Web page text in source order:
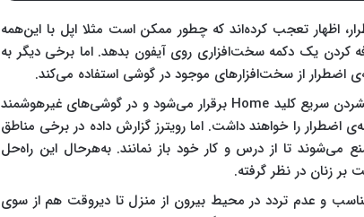
اظهار تعجب کرده‌اند که چطور ممکن است مثلا اپل با این‌همه
یک دکمه سخت‌افزاری روی آیفون بدهد. اما برخی دیگر به
اضطرار از سخت‌افزارهای موجود در گوشی استفاده می‌کند.
احتمالا در گوشی‌های هوشمند این تماس با سه بار فشردن سریع کلید Home برقرار می‌شود و در گوشی‌های غیرهوشمند
یکی از کلیدهای ۵ یا ۹ کارکرد دکمه‌ی اضطرار را خواهند داشت. اما رویترز گزارش داده در برخی مناطق
تا از درس و کار خود باز نمانند. به‌هرحال این راه‌حل
زنان در نظر گرفته.
و عدم تردد در محیط بیرون از منزل تا دیروقت هم از سوی